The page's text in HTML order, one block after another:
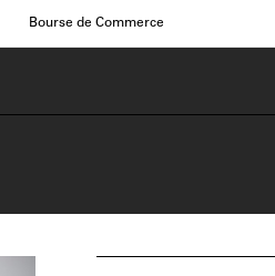
Bourse de Commerce